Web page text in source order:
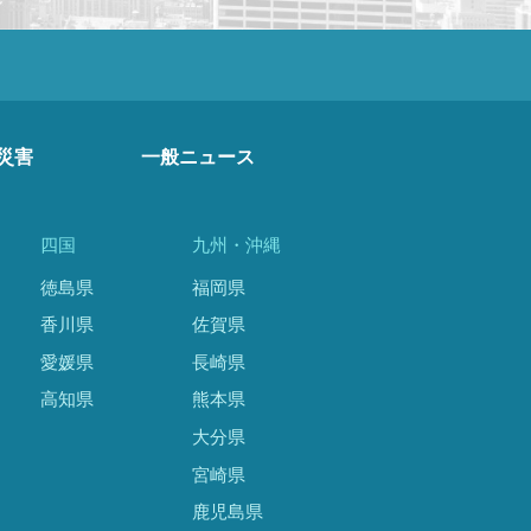
害 一般ニュース
四国
徳島県
香川県
愛媛県
高知県
九州・沖縄
福岡県
佐賀県
長崎県
熊本県
大分県
宮崎県
鹿児島県